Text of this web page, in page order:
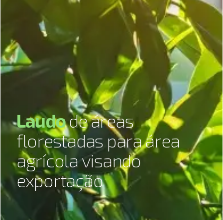
Laudodeáreas
florestadas paraárea
agrícolavisando
exportação